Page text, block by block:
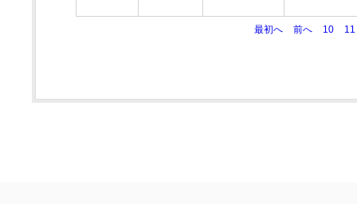
最初へ 前へ 10 11